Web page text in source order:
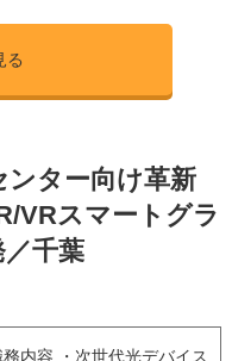
る
ター向け革新
VRスマートグラ
千葉
内容 ・次世代光デバイス